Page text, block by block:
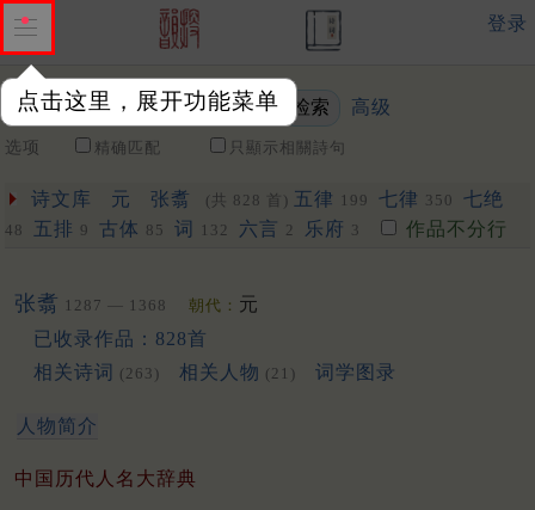
点击这里，展开功能菜单
登录
关键词 高级
选项 精确匹配 只顯示相關詩句
诗文库 元 张翥 (共 828 首) 五律 199 七律 350 七绝
48 五排 9 古体 85 词 132 六言 2 乐府 3 作品不分行
张翥 1287 — 1368 朝代： 元
已收录作品：828首
相关诗词 (263) 相关人物 (21) 词学图录
人物简介
中国历代人名大辞典